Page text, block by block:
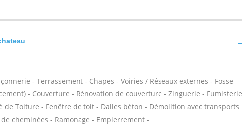
- Terrassement - Chapes - Voiries / Réseaux externes - Fosse
- Couverture - Rénovation de couverture - Zinguerie - Fumisterie
de Toiture - Fenêtre de toit - Dalles béton - Démolition avec transports
cheminées - Ramonage - Empierrement -